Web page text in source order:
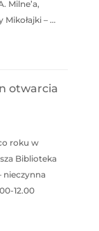
Milne’a,
– …
otwarcia
roku w
Biblioteka
nieczynna
12.00